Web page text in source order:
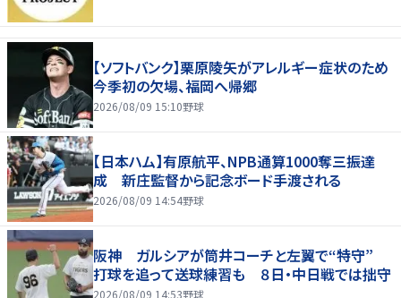
【ソフトバンク】栗原陵矢がアレルギー症状のため
今季初の欠場、福岡へ帰郷
2026/08/09 15:10野球
【日本ハム】有原航平、NPB通算1000奪三振達
成 新庄監督から記念ボード手渡される
2026/08/09 14:54野球
阪神 ガルシアが筒井コーチと左翼で“特守”
打球を追って送球練習も ８日・中日戦では拙守
2026/08/09 14:53野球